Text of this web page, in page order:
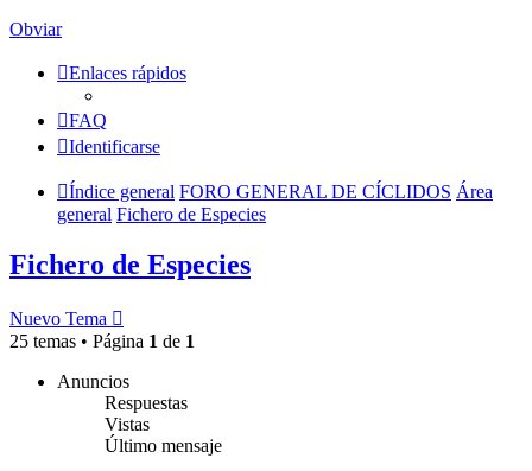
Obviar
Enlaces rápidos
FAQ
Identificarse
Índice general FORO GENERAL DE CÍCLIDOS Área
general Fichero de Especies
Fichero de Especies
Nuevo Tema
25 temas • Página 1 de 1
Anuncios
Respuestas
Vistas
Último mensaje